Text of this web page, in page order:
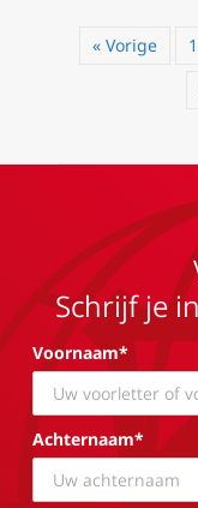
« Vorige 1
Schrijf je
Voornaam*
Achternaam*